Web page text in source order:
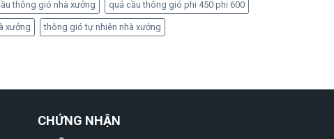
thông gió nhà xưởng quả cầu thông gió phi 450 phi 600
xưởng thông gió tự nhiên nhà xưởng
CHỨNG NHẬN